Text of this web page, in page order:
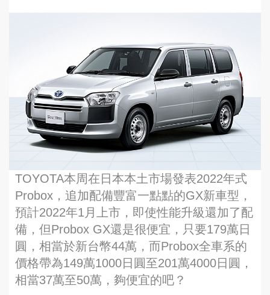
TOYOTA本周在日本本土市場發表2022年式
Probox，追加配備豐富一點點的GX新車型，
預計2022年1月上市，即使性能升級還加了配
備，但Probox GX還是很便宜，只要179萬日
圓，相當於新台幣44萬，而Probox全車系的
價格帶為149萬1000日圓至201萬4000日圓，
相當37萬至50萬，夠便宜的吧？